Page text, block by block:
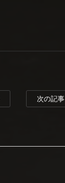
次の記事